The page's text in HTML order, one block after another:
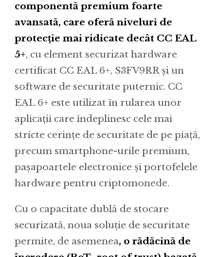
componentă premium foarte
avansată, care oferă niveluri de
protecție mai ridicate decât CC EAL
5+, cu element securizat hardware
certificat CC EAL 6+, S3FV9RR și un
software de securitate puternic. CC
EAL 6+ este utilizat în rularea unor
aplicații care îndeplinesc cele mai
stricte cerințe de securitate de pe piață,
precum smartphone-urile premium,
pașapoartele electronice și portofelele
hardware pentru criptomonede.
Cu o capacitate dublă de stocare
securizată, noua soluție de securitate
permite, de asemenea, o rădăcină de